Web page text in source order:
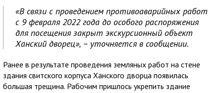
«В связи с проведением противоаварийных работ
с 9 февраля 2022 года до особого распоряжения
для посещения закрыт экскурсионный объект
Ханский дворец», – уточняется в сообщении.
Ранее в результате проведения земляных работ на стене
здания свитского корпуса Ханского дворца появилась
большая трещина. Рабочим пришлось укрепить здание